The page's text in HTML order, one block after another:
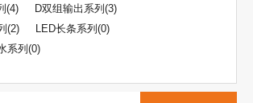
(4)
D双组输出系列(3)
(2)
LED长条系列(0)
系列(0)